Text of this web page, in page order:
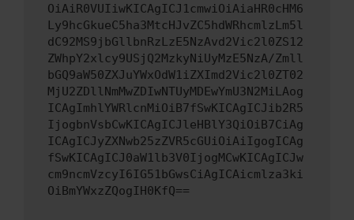
OiAiR0VUIiwKICAgICJ1cmwiOiAiaHR0cHM6
Ly9hcGkueC5ha3MtcHJvZC5hdWRhcmlzLm5l
dC92MS9jbGllbnRzLzE5NzAvd2Vic2l0ZS12
ZWhpY2xlcy9USjQ2MzkyNiUyMzE5NzA/Zmll
bGQ9aW50ZXJuYWxOdW1iZXImd2Vic2l0ZT02
MjU2ZDllNmMwZDIwNTUyMDEwYmU3N2MiLAog
ICAgImhlYWRlcnMiOiB7fSwKICAgICJib2R5
IjogbnVsbCwKICAgICJleHBlY3QiOiB7CiAg
ICAgICJyZXNwb25zZVR5cGUiOiAiIgogICAg
fSwKICAgICJ0aW1lb3V0IjogMCwKICAgICJw
cm9ncmVzcyI6IG51bGwsCiAgICAicmlza3ki
OiBmYWxzZQogIH0KfQ==